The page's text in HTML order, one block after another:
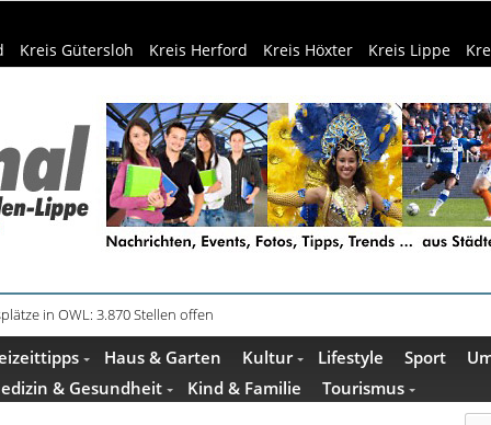
Kreis Gütersloh Kreis Herford Kreis Höxter Kreis Lippe
in OWL: 3.870 Stellen offen
und Bad schont Ressourcen
Haus & Garten Kultur Lifestyle Sport
& Gesundheit
Kind & Familie Tourismus